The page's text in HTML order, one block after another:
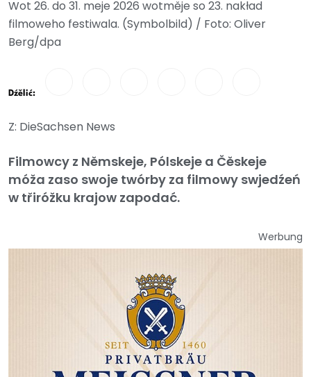
Wot 26. do 31. meje 2026 wotměje so 23. nakład
filmoweho festiwala. (Symbolbild) / Foto: Oliver
Berg/dpa
Dźělić:
Z: DieSachsen News
Filmowcy z Němskeje, Pólskeje a Čěskeje
móža zaso swoje twórby za filmowy swjedźeń
w třiróžku krajow zapodać.
Werbung